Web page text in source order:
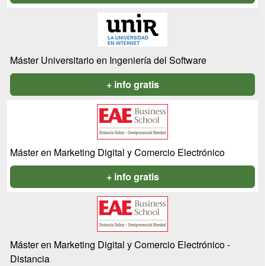
Máster Universitario en Ingeniería del Software
+ info gratis
Máster en Marketing Digital y Comercio Electrónico
+ info gratis
Máster en Marketing Digital y Comercio Electrónico -
Distancia